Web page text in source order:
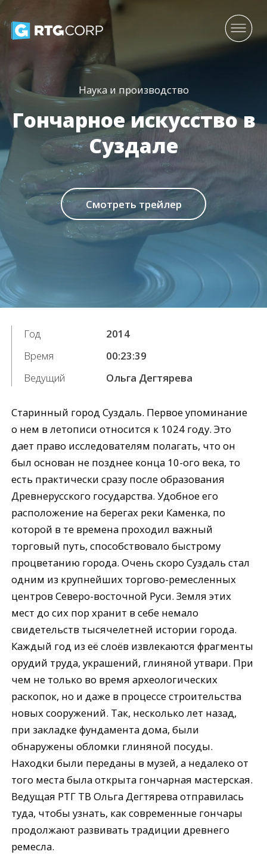
Наука и производство
Гончарное искусство в
Суздале
Смотреть трейлер
Год
2014
Время
00:23:39
Ведущий
Ольга Дегтярева
Старинный город Суздаль. Первое упоминание
о нем в летописи относится к 1024 году. Это
дает право исследователям полагать, что он
был основан не позднее конца 10-ого века, то
есть практически сразу после образования
Древнерусского государства. Удобное его
расположение на берегах реки Каменка, по
которой в те времена проходил важный
торговый путь, способствовало быстрому
процветанию города. Очень скоро Суздаль стал
одним из крупнейших торгово-ремесленных
центров Северо-восточной Руси. Земля этих
мест до сих пор хранит в себе немало
свидетельств тысячелетней истории города.
Каждый год из её слоёв извлекаются фрагменты
орудий труда, украшений, глиняной утвари. При
чем не только во время археологических
раскопок, но и даже в процессе строительства
новых сооружений. Так, несколько лет назад,
при закладке фундамента дома, были
обнаружены обломки глиняной посуды.
Находки были переданы в музей, а недалеко от
того места была открыта гончарная мастерская.
Ведущая РТГ ТВ Ольга Дегтярева отправилась
туда, чтобы узнать, как современные гончары
продолжают развивать традиции древнего
ремесла.